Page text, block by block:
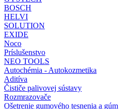
BOSCH
HELVI
SOLUTION
EXIDE
Noco
Príslušenstvo
NEO TOOLS
Autochémia - Autokozmetika
Aditíva
Čističe palivovej sústavy
Rozmrazovače
Ošetrenie gumového tesnenia a gúm